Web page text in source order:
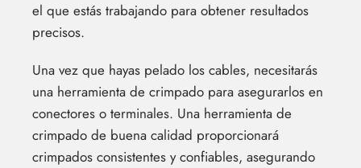
el que estás trabajando para obtener resultados
precisos.
Una vez que hayas pelado los cables, necesitarás
una herramienta de crimpado para asegurarlos en
conectores o terminales. Una herramienta de
crimpado de buena calidad proporcionará
crimpados consistentes y confiables, asegurando